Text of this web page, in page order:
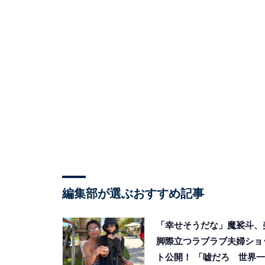
編集部が選ぶおすすめ記事
「幸せそうだな」魔裟斗、
脚際立つラブラブ夫婦ショ
ト公開！ 「嘘だろ 世界一